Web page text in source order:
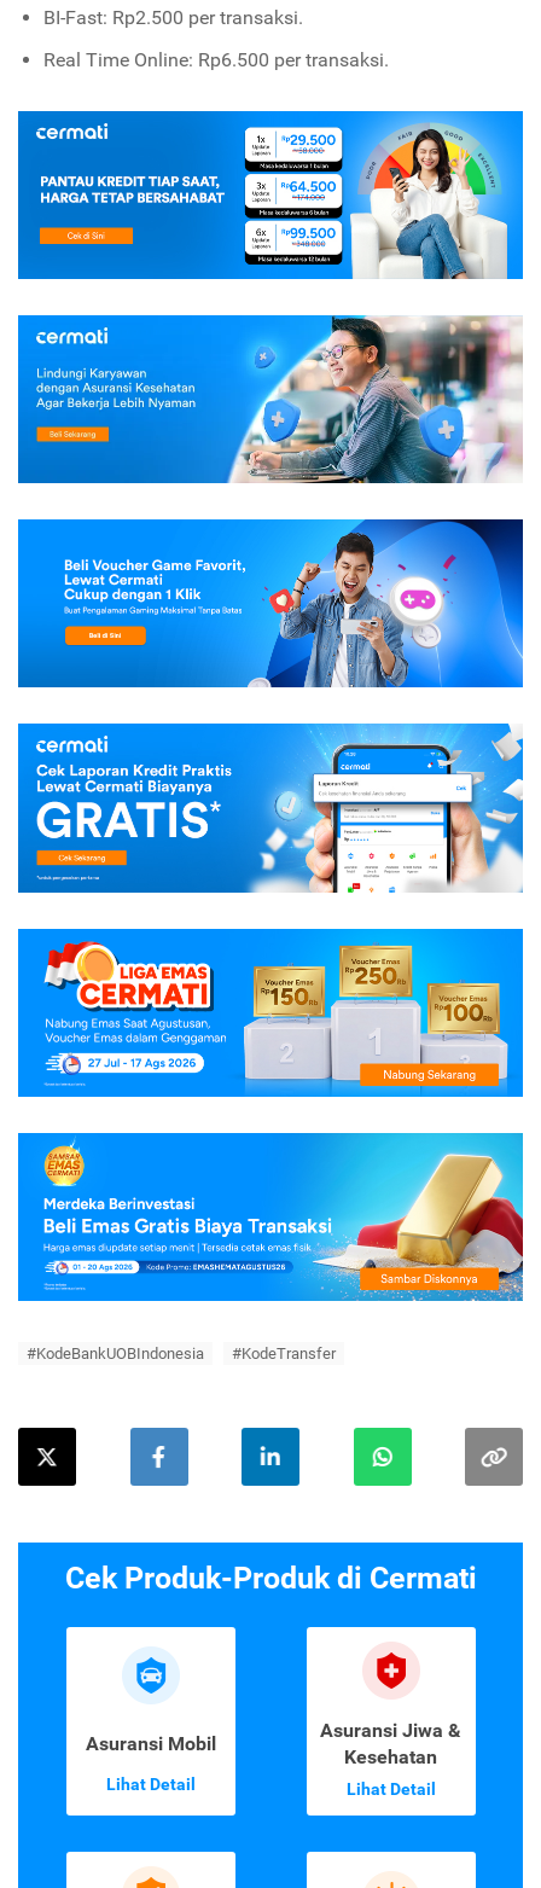
BI-Fast: Rp2.500 per transaksi.
Real Time Online: Rp6.500 per transaksi.
#KodeBankUOBIndonesia #KodeTransfer
Cek Produk-Produk di Cermati
Asuransi Mobil
Lihat Detail
Asuransi Jiwa &
Kesehatan
Lihat Detail